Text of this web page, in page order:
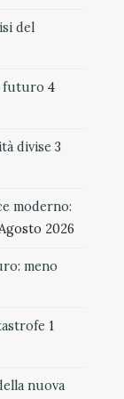
del
futuro 4
divise 3
moderno:
2026
meno
1
nuova